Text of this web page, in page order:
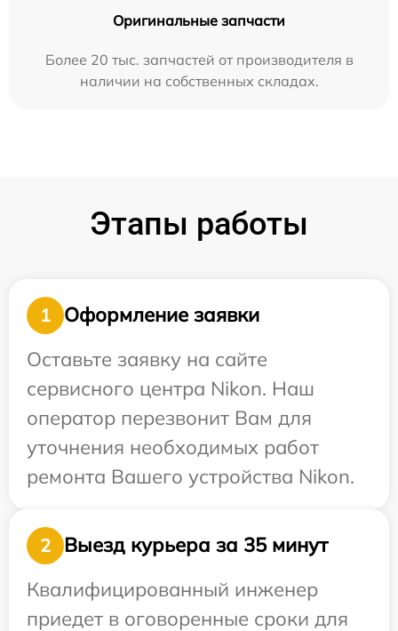
Оригинальные запчасти
Более 20 тыс. запчастей от производителя в
наличии на собственных складах.
Этапы работы
1
Оформление заявки
Оставьте заявку на сайте
сервисного центра Nikon. Наш
оператор перезвонит Вам для
уточнения необходимых работ
ремонта Вашего устройства Nikon.
2
Выезд курьера за 35 минут
Квалифицированный инженер
приедет в оговоренные сроки для